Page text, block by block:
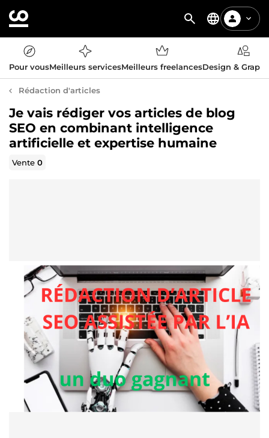
Pour vousMeilleurs servicesMeilleurs freelancesDesign &
Rédaction d'articles
Je vais rédiger vos articles de blog
SEO en combinant intelligence
artificielle et expertise humaine
Vente0